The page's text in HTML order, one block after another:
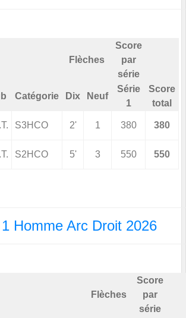
Flèches
Score
par
série
Catégorie Dix Neuf
Série
1
Score
total
S3HCO 2' 1 380 380
S2HCO 5' 3 550 550
Homme Arc Droit 2026
Flèches
Score
par
série